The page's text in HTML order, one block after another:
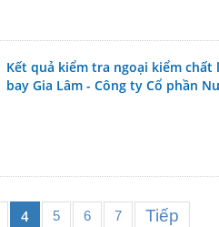
Kết quả kiểm tra ngoại kiểm
bay Gia Lâm - Công ty Cổ phần
4 5 6 7 Tiếp